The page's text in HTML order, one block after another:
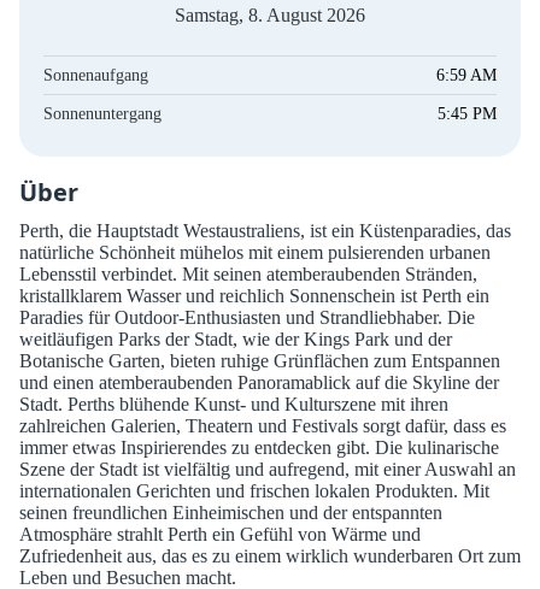
Samstag, 8. August 2026
Sonnenaufgang 6:59 AM
Sonnenuntergang 5:45 PM
Über
Perth, die Hauptstadt Westaustraliens, ist ein Küstenparadies, das
natürliche Schönheit mühelos mit einem pulsierenden urbanen
Lebensstil verbindet. Mit seinen atemberaubenden Stränden,
kristallklarem Wasser und reichlich Sonnenschein ist Perth ein
Paradies für Outdoor-Enthusiasten und Strandliebhaber. Die
weitläufigen Parks der Stadt, wie der Kings Park und der
Botanische Garten, bieten ruhige Grünflächen zum Entspannen
und einen atemberaubenden Panoramablick auf die Skyline der
Stadt. Perths blühende Kunst- und Kulturszene mit ihren
zahlreichen Galerien, Theatern und Festivals sorgt dafür, dass es
immer etwas Inspirierendes zu entdecken gibt. Die kulinarische
Szene der Stadt ist vielfältig und aufregend, mit einer Auswahl an
internationalen Gerichten und frischen lokalen Produkten. Mit
seinen freundlichen Einheimischen und der entspannten
Atmosphäre strahlt Perth ein Gefühl von Wärme und
Zufriedenheit aus, das es zu einem wirklich wunderbaren Ort zum
Leben und Besuchen macht.